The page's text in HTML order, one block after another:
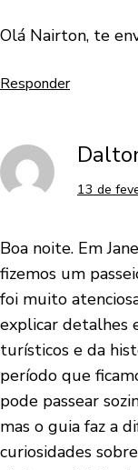
Olá Nairton, te
Responder
13 de
Boa noite. Em
fizemos um
foi muito
explicar detalhes
turísticos e da
período que
pode passear
mas o guia faz a
curiosidades